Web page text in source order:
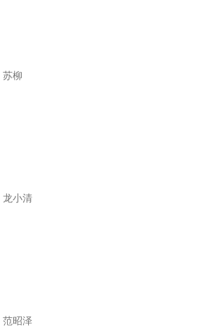
苏柳
龙小清
范昭泽